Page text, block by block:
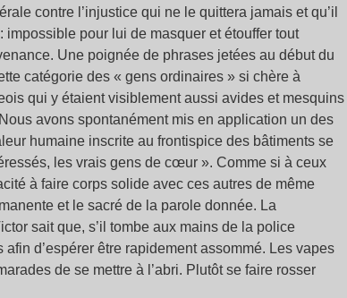
contre l’injustice qui ne le quittera jamais et qu’il
pour lui de masquer et étouffer tout
Une poignée de phrases jetées au début du
catégorie des « gens ordinaires » si chère à
qui y étaient visiblement aussi avides et mesquins
avons spontanément mis en application un des
humaine inscrite au frontispice des bâtiments se
les vrais gens de cœur ». Comme si à ceux
à faire corps solide avec ces autres de même
et le sacré de la parole donnée. La
sait que, s’il tombe aux mains de la police
d’espérer être rapidement assommé. Les vapes
de se mettre à l’abri. Plutôt se faire rosser